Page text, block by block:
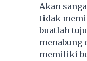
Akan
tidak
buatlah
menabung
memiliki